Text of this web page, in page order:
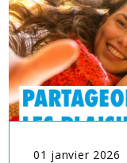
01 janvier 2026